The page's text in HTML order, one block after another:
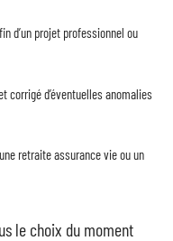
d’un projet professionnel ou
corrigé d’éventuelles anomalies
retraite assurance vie ou un
le choix du moment